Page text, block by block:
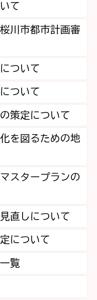
て
川市都市計画審
ついて
ついて
策定について
を図るための地
スタープランの
直しについて
について
覧